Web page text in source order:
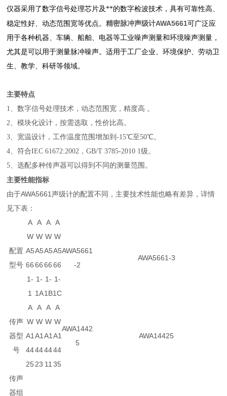
仪器采用了数字信号处理芯片及**的数字检波技术，具有可靠性高、
稳定性好、动态范围宽等优点。精密脉冲声级计AWA5661可广泛应
用于各种机器、车辆、船舶、电器等工业噪声测量和环境噪声测量，
尤其是可以用于测量脉冲噪声。适用于工厂企业、环境保护、劳动卫
生、教学、科研等领域。
主要特点
1、数字信号处理技术，动态范围宽，精度高 。
2、模块化设计，按需选取，性价比高。
3、宽温设计，工作温度范围增加到-15℃至50℃。
4、符合IEC 61672:2002，GB/T 3785-2010 1级。
5、选配多种传声器可以得到不同的测量范围。
主要性能指标
由于AWA5661声级计的配置不同，主要技术性能也略有差异，详情
见下表：
配置
型号
A
W
A5
66
1-
1
A
W
A5
66
1-
1A
A
W
A5
66
1-
1B
A
W
A5
66
1-
1C
AWA5661
-2
AWA5661-3
传声
器型
号
A
W
A1
44
25
A
W
A1
44
23
A
W
A1
44
11
A
W
A1
44
35
AWA1442
5
AWA14425
传声
器组